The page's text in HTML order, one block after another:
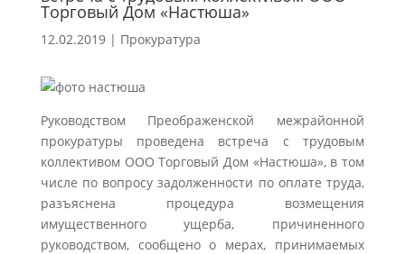
Торговый Дом «Настюша»
12.02.2019| Прокуратура
Руководством Преображенской межрайонной
прокуратуры проведена встреча с трудовым
коллективом ООО Торговый Дом «Настюша», в том
числе по вопросу задолженности по оплате труда,
разъяснена процедура возмещения
имущественного ущерба, причиненного
руководством, сообщено о мерах, принимаемых